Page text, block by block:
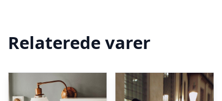
Relaterede varer